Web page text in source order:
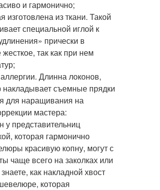
и гармонично;
из ткани. Такой
специальной иглой к
прически в
так как при нем
Длинна локонов,
съемные прядки
для наращивания на
мастера:
представительниц
которая гармонично
красивую копну, могут с
чаще всего на заколках или
как накладной хвост
которая